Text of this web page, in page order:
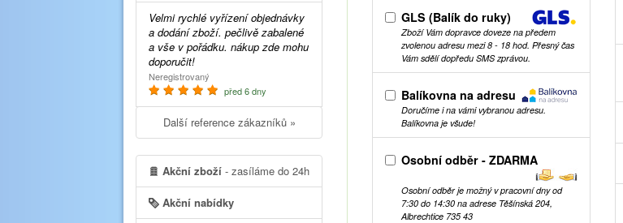
GLS (Balík do ruky)
Zboží Vám dopravce doveze na předem
zvolenou adresu mezi 8 - 18 hod. Přesný čas
Vám sdělí dopředu SMS zprávou.
Balíkovna na adresu
Doručíme i na vámi vybranou adresu.
Balíkovna je všude!
Osobní odběr - ZDARMA
Osobní odběr je možný v pracovní dny od
7:30 do 14:30 na adrese Těšínská 204,
Albrechtice 735 43
Velmi rychlé vyřízení objednávky
a dodání zboží. pečlivě zabalené
a vše v pořádku. nákup zde mohu
doporučit!
Neregistrovaný
před 6 dny
Další reference zákazníků »
Akční zboží - zasíláme do 24h
Akční nabídky